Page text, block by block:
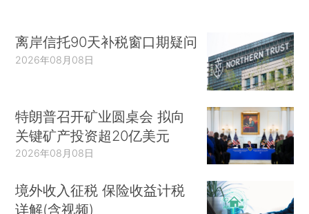
离岸信托90天补税窗口期疑问
2026年08月08日
特朗普召开矿业圆桌会 拟向
关键矿产投资超20亿美元
2026年08月08日
境外收入征税 保险收益计税
详解(含视频)